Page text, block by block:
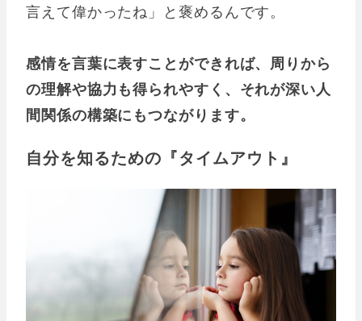
言えて偉かったね」と褒めるんです。
感情を言葉に表すことができれば、周りから
の理解や協力も得られやすく、それが深い人
間関係の構築にもつながります。
自分を知るための『タイムアウト』